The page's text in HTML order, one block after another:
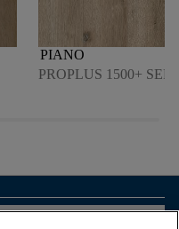
PIANO
PROPLUS 1500+